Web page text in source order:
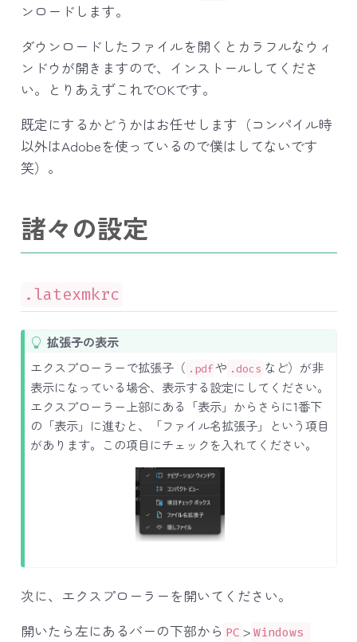
ンロードします。
ダウンロードしたファイルを開くとカラフルなウィ
ンドウが開きますので、インストールしてくださ
い。とりあえずこれでOKです。
既定にするかどうかはお任せします（コンパイル時
以外はAdobeを使っているので僕はしてないです
笑）。
諸々の設定
.latexmkrc
T
i
p
拡張子の表示
エクスプローラーで拡張子（ .pdf や .docs など）が非
表示になっている場合、表示する設定にしてください。
エクスプローラー上部にある「表示」からさらに1番下
の「表示」に進むと、「ファイル名拡張子」という項目
があります。この項目にチェックを入れてください。
次に、エクスプローラーを開いてください。
開いたら左にあるバーの下部から PC > Windows